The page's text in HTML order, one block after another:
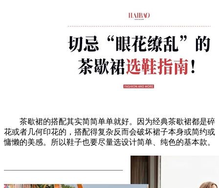
茶歇裙的搭配其实简简单单就好。因为经典茶歇裙都是碎
花或者几何印花的，搭配得复杂反而会破坏裙子本身或简约或
慵懒的美感。所以鞋子也要尽量选设计简单、纯色的基本款。